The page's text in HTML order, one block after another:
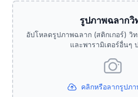
รูปภาพฉลากวิ
อัปโหลดรูปภาพฉลาก (สติกเกอร์) วิ
และพารามิเตอร์อื่นๆ
คลิกหรือลากรูปภ